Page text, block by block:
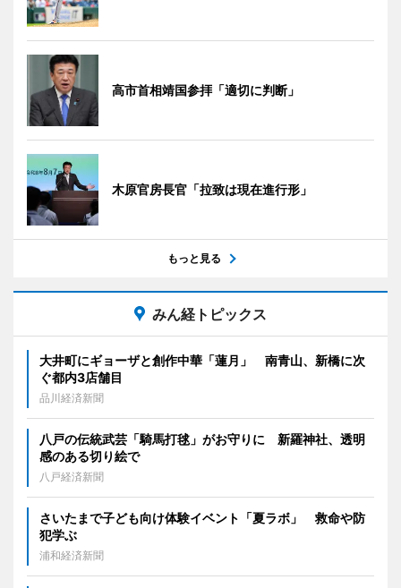
高市首相靖国参拝「適切に判断」
木原官房長官「拉致は現在進行形」
もっと見る
みん経トピックス
大井町にギョーザと創作中華「蓮月」 南青山、新橋に次
ぐ都内3店舗目
品川経済新聞
八戸の伝統武芸「騎馬打毬」がお守りに 新羅神社、透明
感のある切り絵で
八戸経済新聞
さいたまで子ども向け体験イベント「夏ラボ」 救命や防
犯学ぶ
浦和経済新聞